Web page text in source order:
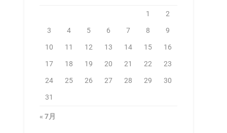
1 2
3 4 5 6 7 8 9
10 11 12 13 14 15 16
17 18 19 20 21 22 23
24 25 26 27 28 29 30
31
« 7月